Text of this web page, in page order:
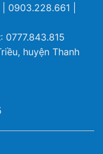
0903.228.661 |
: 0777.843.815
huyện Thanh